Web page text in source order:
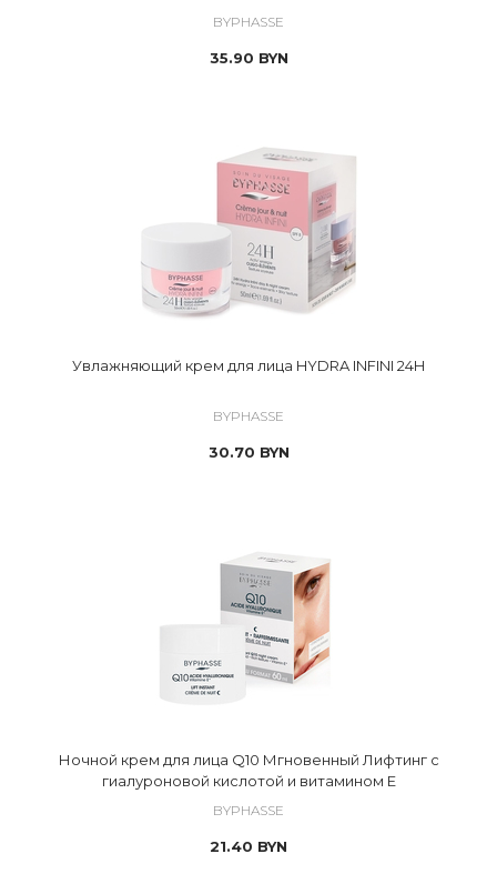
BYPHASSE
35.90 BYN
Увлажняющий крем для лица HYDRA INFINI 24H
BYPHASSE
30.70 BYN
Ночной крем для лица Q10 Мгновенный Лифтинг c
гиалуроновой кислотой и витамином Е
BYPHASSE
21.40 BYN